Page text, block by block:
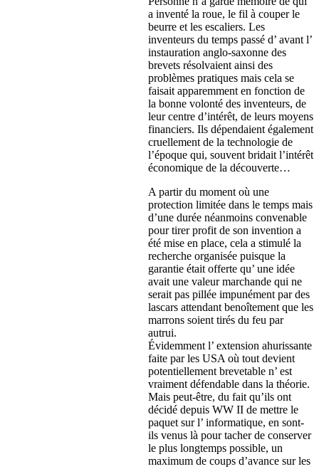
a inventé la roue, le fil à couper le
beurre et les escaliers. Les
inventeurs du temps passé d’ avant l’
instauration anglo-saxonne des
brevets résolvaient ainsi des
problèmes pratiques mais cela se
faisait apparemment en fonction de
la bonne volonté des inventeurs, de
leur centre d’intérêt, de leurs moyens
financiers. Ils dépendaient également
cruellement de la technologie de
l’époque qui, souvent bridait l’intérêt
économique de la découverte…
A partir du moment où une
protection limitée dans le temps mais
d’une durée néanmoins convenable
pour tirer profit de son invention a
été mise en place, cela a stimulé la
recherche organisée puisque la
garantie était offerte qu’ une idée
avait une valeur marchande qui ne
serait pas pillée impunément par des
lascars attendant benoîtement que les
marrons soient tirés du feu par
autrui.
Évidemment l’ extension ahurissante
faite par les USA où tout devient
potentiellement brevetable n’ est
vraiment défendable dans la théorie.
Mais peut-être, du fait qu’ils ont
décidé depuis WW II de mettre le
paquet sur l’ informatique, en sont-
ils venus là pour tacher de conserver
le plus longtemps possible, un
maximum de coups d’avance sur les